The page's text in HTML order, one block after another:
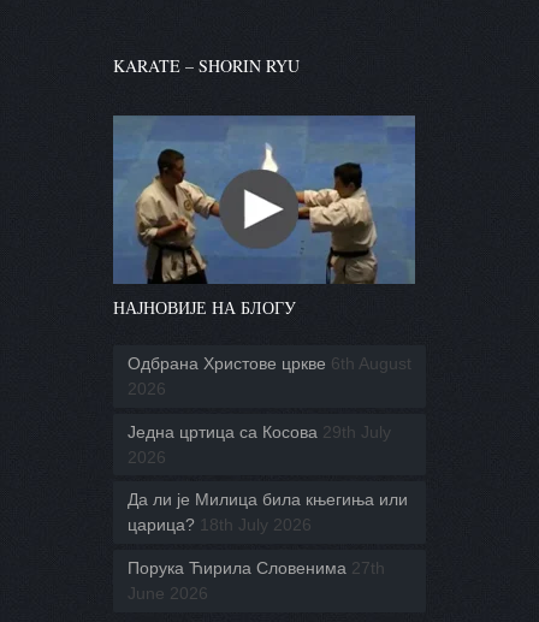
KARATE – SHORIN RYU
НАЈНОВИЈЕ НА БЛОГУ
Одбрана Христове цркве 6th August
2026
Једна цртица са Косова 29th July
2026
Да ли је Милица била књегиња или
царица? 18th July 2026
Порука Ћирила Словенима 27th
June 2026